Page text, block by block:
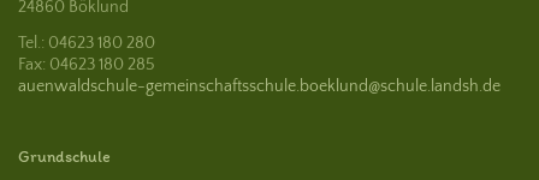
24860 Böklund
Tel.: 04623 180 280
Fax: 04623 180 285
auenwaldschule-gemeinschaftsschule.boeklund@schule.landsh.de
Grundschule